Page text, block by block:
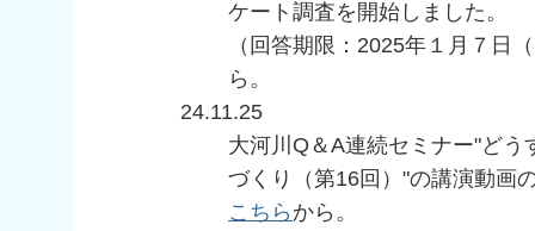
ケート調査を開始しました。
（回答期限：2025年１月７
ら。
24.11.25
大河川Q＆A連続セミナー"ど
づくり（第16回）"の講演動画
こちら から。